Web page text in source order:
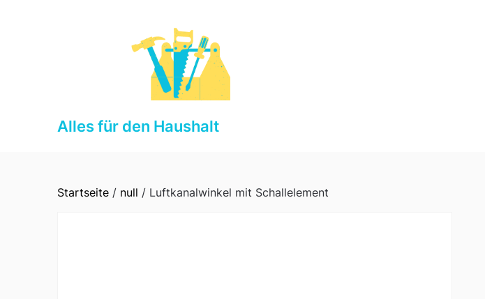
Alles für den Haushalt
Startseite / null / Luftkanalwinkel mit Schallelement